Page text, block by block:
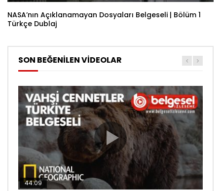
NASA’nın Açıklanamayan Dosyaları Belgeseli | Bölüm 1
Türkçe Dublaj
SON BEĞENİLEN VİDEOLAR
44:09
44:08
30:34